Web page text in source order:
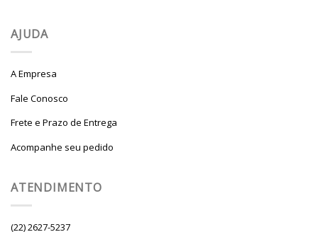
AJUDA
A Empresa
Fale Conosco
Frete e Prazo de Entrega
Acompanhe seu pedido
ATENDIMENTO
(22) 2627-5237